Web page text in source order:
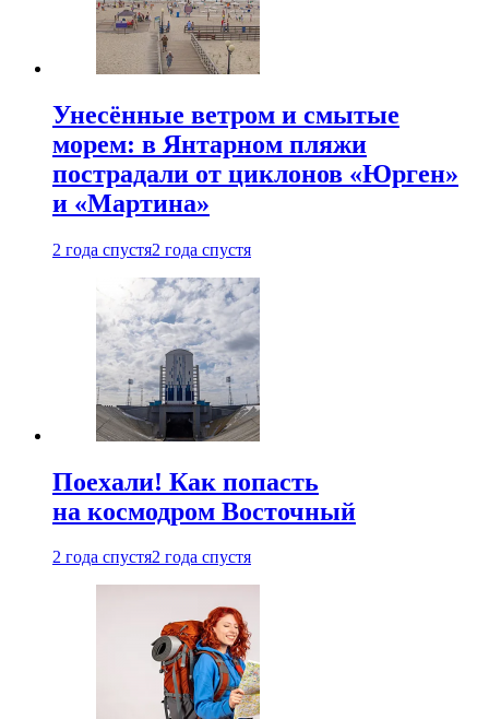
Унесённые ветром и смытые
морем: в Янтарном пляжи
пострадали от циклонов «Юрген»
и «Мартина»
2 года спустя2 года спустя
Поехали! Как попасть
на космодром Восточный
2 года спустя2 года спустя